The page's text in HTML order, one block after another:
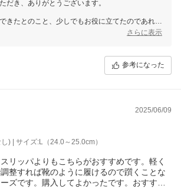
だき、ありがとうございます。
きたとのこと、少しでもお役に立てたのであれば
様の介護という大変な状況の中で、私たちの商品
さらに表示
参考になった
2025/06/09
) | サイズ:L（24.0～25.0cm）
リッパよりもこちらがおすすめです。軽く
整すれば靴のように履けるので躓くことな
ズです。購入してよかったです。おすすめ